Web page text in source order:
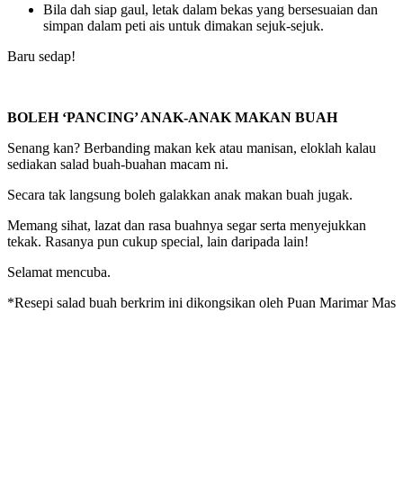
Bila dah siap gaul, letak dalam bekas yang bersesuaian dan
simpan dalam peti ais untuk dimakan sejuk-sejuk.
Baru sedap!
BOLEH ‘PANCING’ ANAK-ANAK MAKAN BUAH
Senang kan? Berbanding makan kek atau manisan, eloklah kalau
sediakan salad buah-buahan macam ni.
Secara tak langsung boleh galakkan anak makan buah jugak.
Memang sihat, lazat dan rasa buahnya segar serta menyejukkan
tekak. Rasanya pun cukup special, lain daripada lain!
Selamat mencuba.
*Resepi salad buah berkrim ini dikongsikan oleh Puan Marimar Mas